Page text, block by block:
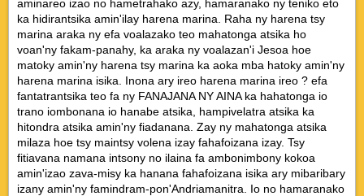
aminareo izao no hametrahako azy, hamaranako ny teniko eto
ka hidirantsika amin'ilay harena marina. Raha ny harena tsy
marina araka ny efa voalazako teo mahatonga atsika ho
voan'ny fakam-panahy, ka araka ny voalazan'i Jesoa hoe
matoky amin'ny harena tsy marina ka aoka mba hatoky amin'ny
harena marina isika. Inona ary ireo harena marina ireo ? efa
fantatrantsika teo fa ny FANAJANA NY AINA ka hahatonga io
trano iombonana io hanabe atsika, hampivelatra atsika ka
hitondra atsika amin'ny fiadanana. Zay ny mahatonga atsika
milaza hoe tsy maintsy volena izay fahafoizana izay. Tsy
fitiavana namana intsony no ilaina fa ambonimbony kokoa
amin'izao zava-misy ka hanana fahafoizana isika ary mibaribary
izany amin'ny famindram-pon'Andriamanitra. Io no hamaranako